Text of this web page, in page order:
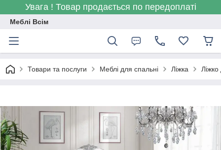
Увага ! Товар продається по передоплаті
Меблі Всім
Товари та послуги Меблі для спальні Ліжка